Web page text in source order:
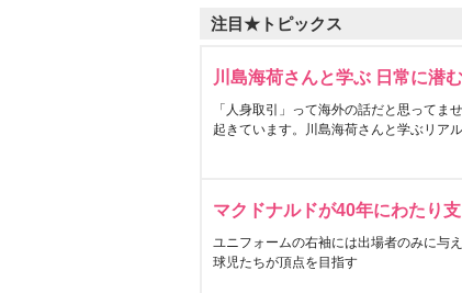
注目★トピックス
川島海荷さんと学ぶ 日常に潜
「人身取引」って海外の話だと思ってま
起きています。川島海荷さんと学ぶリアル
マクドナルドが40年にわたり
ユニフォームの右袖には出場者のみに与
球児たちが頂点を目指す